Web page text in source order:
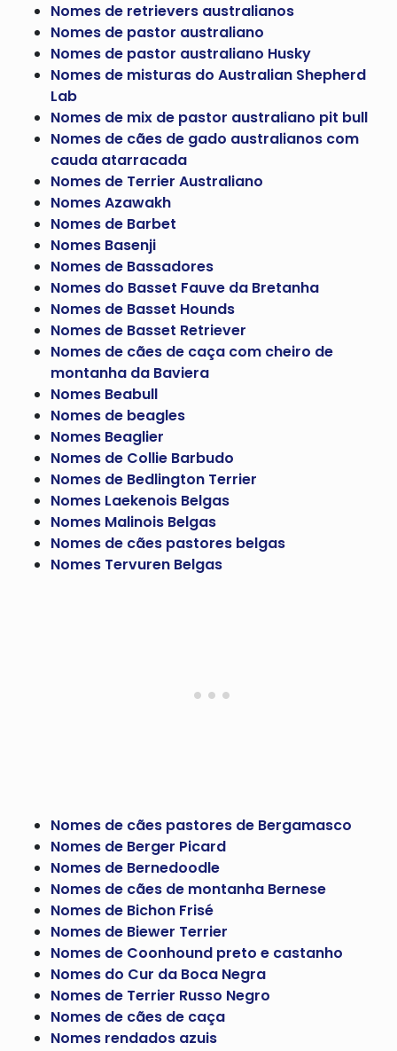
Nomes de retrievers australianos
Nomes de pastor australiano
Nomes de pastor australiano Husky
Nomes de misturas do Australian Shepherd
Lab
Nomes de mix de pastor australiano pit bull
Nomes de cães de gado australianos com
cauda atarracada
Nomes de Terrier Australiano
Nomes Azawakh
Nomes de Barbet
Nomes Basenji
Nomes de Bassadores
Nomes do Basset Fauve da Bretanha
Nomes de Basset Hounds
Nomes de Basset Retriever
Nomes de cães de caça com cheiro de
montanha da Baviera
Nomes Beabull
Nomes de beagles
Nomes Beaglier
Nomes de Collie Barbudo
Nomes de Bedlington Terrier
Nomes Laekenois Belgas
Nomes Malinois Belgas
Nomes de cães pastores belgas
Nomes Tervuren Belgas
Nomes de cães pastores de Bergamasco
Nomes de Berger Picard
Nomes de Bernedoodle
Nomes de cães de montanha Bernese
Nomes de Bichon Frisé
Nomes de Biewer Terrier
Nomes de Coonhound preto e castanho
Nomes do Cur da Boca Negra
Nomes de Terrier Russo Negro
Nomes de cães de caça
Nomes rendados azuis